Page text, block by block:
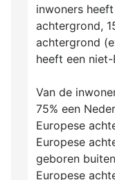
inwoners
achtergrond,
achtergrond
heeft een
Van de
75% een
Europese
Europese
geboren
Europese